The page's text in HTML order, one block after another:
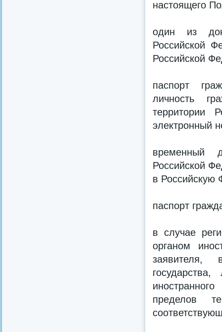
настоящего
один из
Российской
Российской
паспорт
личность
территории
электронный
временный
Российской
в Российскую
паспорт
в случае
органом
заявителя,
пределов